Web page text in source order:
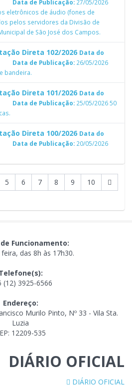
Data de Publicação: 27/05/2026
eletrônicos de áudio (fones de
pelos servidores da Divisão de
de São José dos Campos.
Direta 102/2026 Data do
Data de Publicação: 26/05/2026
bandeira.
Direta 101/2026 Data do
Data de Publicação: 25/05/202650
Direta 100/2026 Data do
Data de Publicação: 20/05/2026
5 6 7 8 9 10
Funcionamento:
feira, das 8h às 17h30.
(12) 3925-6566
Endereço:
Murilo Pinto, Nº 33 - Vila Sta.
Luzia
12209-535
DIÁRIO OFICIAL
DIÁRIO OFICIAL